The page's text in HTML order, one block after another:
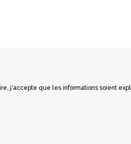
j'accepte que les informations soient